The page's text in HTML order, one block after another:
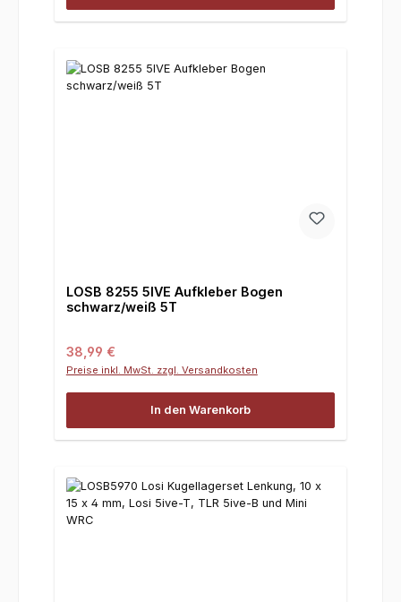
LOSB 8255 5IVE Aufkleber Bogen
schwarz/weiß 5T
Regulärer Preis:
38,99 €
Preise inkl. MwSt. zzgl. Versandkosten
In den Warenkorb